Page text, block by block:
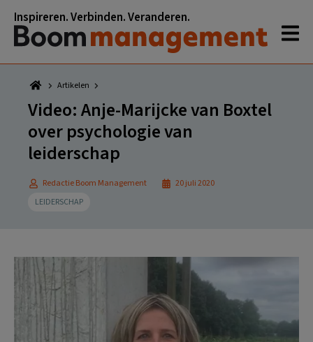
naar
hoofdnavigatie
naar
hoofd
inhoud
naar
eerste
sidebar
naar
voettekst
Inspireren. Verbinden. Veranderen.
Artikelen
Video: Anje-Marijcke van Boxtel
over psychologie van
leiderschap
Redactie Boom Management
20 juli 2020
LEIDERSCHAP